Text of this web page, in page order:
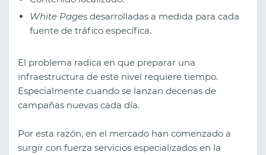
White Pages desarrolladas a medida para cada
fuente de tráfico específica.
El problema radica en que preparar una
infraestructura de este nivel requiere tiempo.
Especialmente cuando se lanzan decenas de
campañas nuevas cada día.
Por esta razón, en el mercado han comenzado a
surgir con fuerza servicios especializados en la